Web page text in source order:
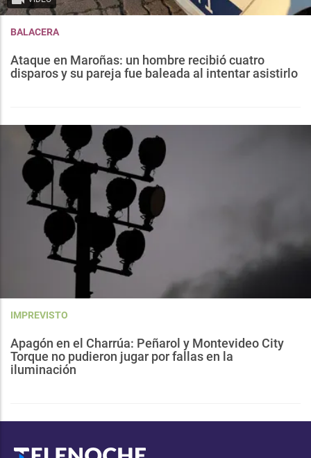
BALACERA
Ataque en Maroñas: un hombre recibió cuatro
disparos y su pareja fue baleada al intentar asistirlo
IMPREVISTO
Apagón en el Charrúa: Peñarol y Montevideo City
Torque no pudieron jugar por fallas en la
iluminación